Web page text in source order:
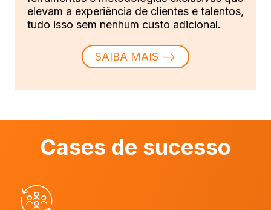
elevam a experiência de clientes e talentos,
tudo isso sem nenhum custo adicional.
SAIBA MAIS ⟶
Cases de sucesso